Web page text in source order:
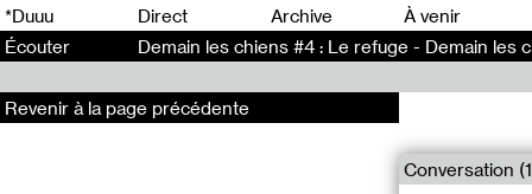
*Duuu Direct Archive
À venir
Écouter
Demain les chiens #4 : Le refuge - Demain les
Conversation
Revenir à la page précédente